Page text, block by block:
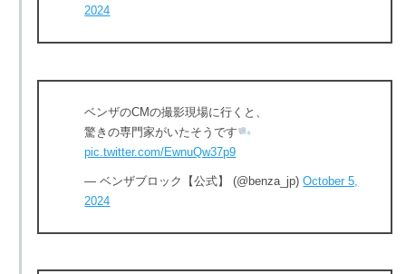
2024
ベンザのCMの撮影現場に行くと、
驚きの専門家がいたそうです
pic.twitter.com/EwnuQw37p9
— ベンザブロック【公式】 (@benza_jp)October 5,
2024